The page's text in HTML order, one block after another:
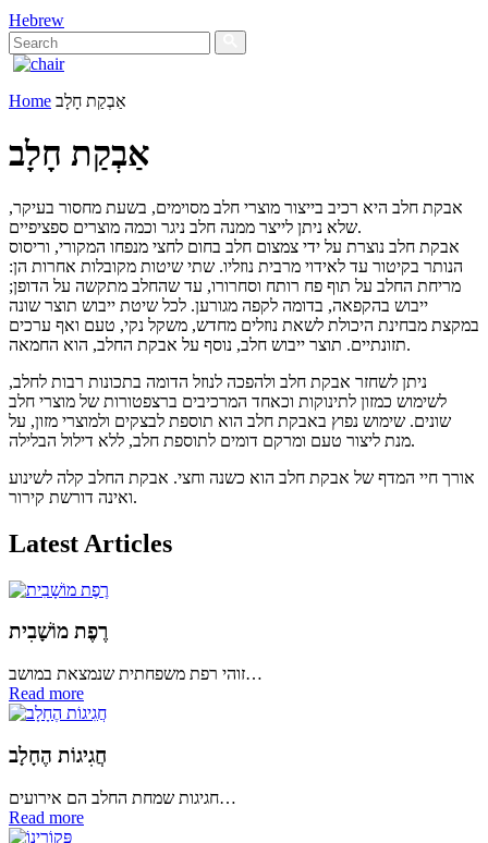
Hebrew
Home אַבְקַת חָלָב
אַבְקַת חָלָב
אבקת חלב היא רכיב בייצור מוצרי חלב מסוימים, בשעת מחסור בעיקר,
שלא ניתן לייצר ממנה חלב ניגר וכמה מוצרים ספציפיים.
אבקת חלב נוצרת על ידי צמצום חלב בחום לחצי מנפחו המקורי, וריסוס
הנותר בקיטור עד לאידוי מרבית נוזליו. שתי שיטות מקובלות אחרות הן:
מריחת החלב על תוף פח רותח וסחרורו, עד שהחלב מתקשה על הדופן;
ייבוש בהקפאה, בדומה לקפה מגורען. לכל שיטת ייבוש תוצר שונה
במקצת מבחינת היכולת לשאת נוזלים מחדש, משקל נקי, טעם ואף ערכים
תזונתיים. תוצר ייבוש חלב, נוסף על אבקת החלב, הוא החמאה.
ניתן לשחזר אבקת חלב ולהפכה לנוזל הדומה בתכונות רבות לחלב,
לשימוש כמזון לתינוקות וכאחד המרכיבים ברצפטורות של מוצרי חלב
שונים. שימוש נפוץ באבקת חלב הוא תוספת לבצקים ולמוצרי מזון, על
מנת ליצור טעם ומרקם דומים לתוספת חלב, ללא דילול הבלילה.
אורך חיי המדף של אבקת חלב הוא כשנה וחצי. אבקת החלב קלה לשינוע
ואינה דורשת קירור.
Latest Articles
רֶפֶת מוֹשָׁבִית
זוהי רפת משפחתית שנמצאת במושב…
Read more
חֲגִיגוֹת הֶחָלָב
חגיגות שמחת החלב הם אירועים…
Read more